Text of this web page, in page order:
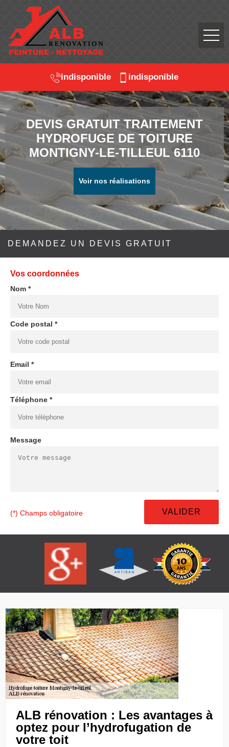
indisponible indisponible
DEVIS GRATUIT TRAITEMENT
HYDROFUGE DE TOITURE
MONTIGNY-LE-TILLEUL 6110
Voir nos réalisations
DEMANDEZ UN DEVIS GRATUIT
Vos coordonnées
Nom *
Code postal *
Email *
Téléphone *
Message
(*) Champs obligatoire
ALB rénovation : Les avantages à
optez pour l’hydrofugation de
votre toit